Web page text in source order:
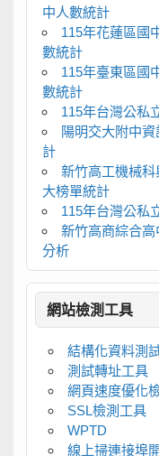
中人數統計
115年花蓮區國
數統計
115年臺東區國
數統計
115年台灣公私
陽明交大附中
計
新竹高工機械
大榜單統計
115年台灣公私
新竹高商綜合
分析
網站檢測工具
結構化資料測
測試轉址工具
網頁速度優化
SSL檢測工具
WPTD
線上掃連接埠